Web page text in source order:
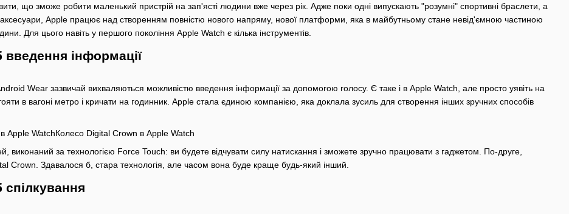
що зможе робити маленький пристрій на зап'ясті людини вже через рік. Адже поки одні випускають "розумні" спортивні браслети, а
аксесуари, Apple працює над створенням повністю нового напряму, нової платформи, яка в майбутньому стане невід'ємною частиною
Для цього навіть у першого покоління Apple Watch є кілька інструментів.
введення інформації
Wear зазвичай вихваляються можливістю введення інформації за допомогою голосу. Є таке і в Apple Watch, але просто уявіть на
в вагоні метро і кричати на годинник. Apple стала єдиною компанією, яка доклала зусиль для створення інших зручних способів
Apple WatchКолесо Digital Crown в Apple Watch
виконаний за технологією Force Touch: ви будете відчувати силу натискання і зможете зручно працювати з гаджетом. По-друге,
Crown. Здавалося б, стара технологія, але часом вона буде краще будь-який інший.
спілкування